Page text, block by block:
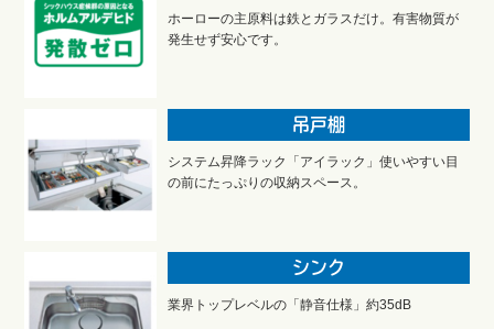
ホーローの主原料は鉄とガラスだけ。有害物質が
発生せず安心です。
吊戸棚
システム昇降ラック「アイラック」使いやすい目
の前にたっぷりの収納スペース。
シンク
業界トップレベルの「静音仕様」約35dB